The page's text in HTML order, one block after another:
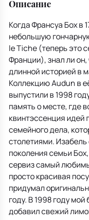
Описание
Когда Франсуа Бох в
небольшую
le Tiche (теперь это
Франции), знал ли он,
длинной историей в
Коллекцию Audun в
выпустили в 1998
память о месте, где
квинтэссенция идей
семейного дела,
столетиями.
поколения семьи
сервиз самый
просто красивая
придумал
году. В 1998 году мой
добавил свежий